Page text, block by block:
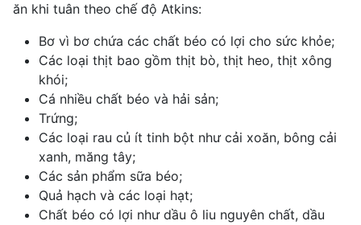
ăn khi tuân theo chế độ Atkins:
Bơ vì bơ chứa các chất béo có lợi cho sức khỏe;
Các loại thịt bao gồm thịt bò, thịt heo, thịt xông
khói;
Cá nhiều chất béo và hải sản;
Trứng;
Các loại rau củ ít tinh bột như cải xoăn, bông cải
xanh, măng tây;
Các sản phẩm sữa béo;
Quả hạch và các loại hạt;
Chất béo có lợi như dầu ô liu nguyên chất, dầu